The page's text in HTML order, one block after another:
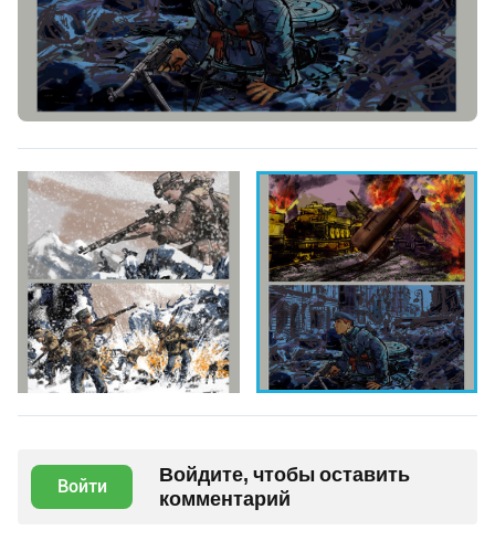
Войти
Войдите, чтобы оставить
комментарий